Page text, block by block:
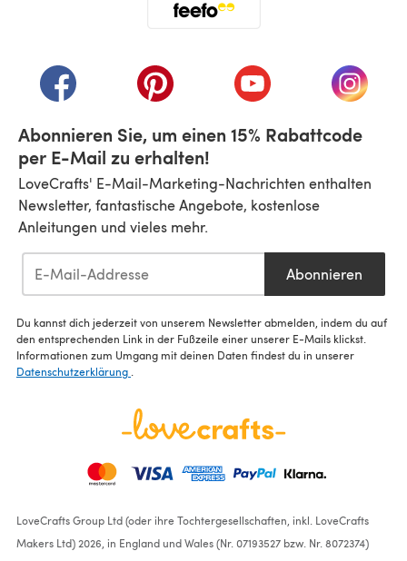
(öffnet sich in einem neuen Tab)
(öffnet sich in einem neuen Tab)
(öffnet sich in einem
(öffnet
Abonnieren Sie, um einen 15% Rabattcode
per E-Mail zu erhalten!
LoveCrafts' E-Mail-Marketing-Nachrichten enthalten
Newsletter, fantastische Angebote, kostenlose
Anleitungen und vieles mehr.
Abonnieren
Du kannst dich jederzeit von unserem Newsletter abmelden, indem du auf
den entsprechenden Link in der Fußzeile einer unserer E-Mails klickst.
Informationen zum Umgang mit deinen Daten findest du in unserer
Datenschutzerklärung .
LoveCrafts Group Ltd (oder ihre Tochtergesellschaften, inkl. LoveCrafts
Makers Ltd) 2026, in England und Wales (Nr. 07193527 bzw. Nr. 8072374)